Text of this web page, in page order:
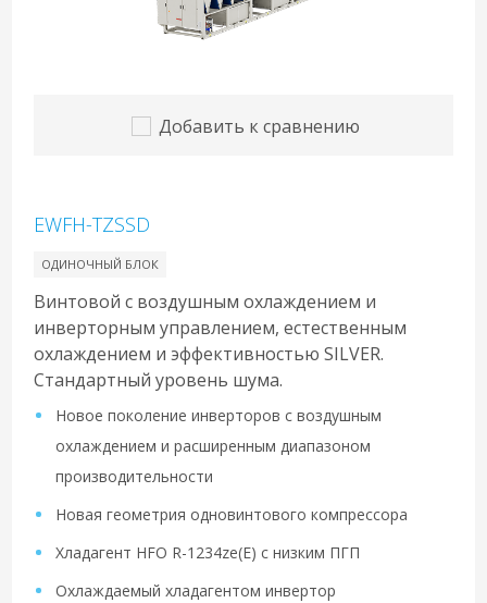
Добавить к сравнению
EWFH-TZSSD
ОДИНОЧНЫЙ БЛОК
Винтовой с воздушным охлаждением и
инверторным управлением, естественным
охлаждением и эффективностью SILVER.
Стандартный уровень шума.
Новое поколение инверторов с воздушным
охлаждением и расширенным диапазоном
производительности
Новая геометрия одновинтового компрессора
Хладагент HFO R-1234ze(E) с низким ПГП
Охлаждаемый хладагентом инвертор